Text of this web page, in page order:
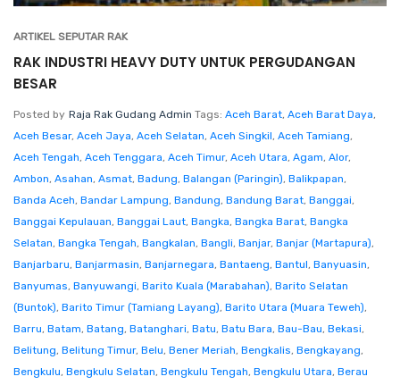
ARTIKEL SEPUTAR RAK
RAK INDUSTRI HEAVY DUTY UNTUK PERGUDANGAN
BESAR
Posted by Raja Rak Gudang Admin Tags: Aceh Barat, Aceh Barat Daya,
Aceh Besar, Aceh Jaya, Aceh Selatan, Aceh Singkil, Aceh Tamiang,
Aceh Tengah, Aceh Tenggara, Aceh Timur, Aceh Utara, Agam, Alor,
Ambon, Asahan, Asmat, Badung, Balangan (Paringin), Balikpapan,
Banda Aceh, Bandar Lampung, Bandung, Bandung Barat, Banggai,
Banggai Kepulauan, Banggai Laut, Bangka, Bangka Barat, Bangka
Selatan, Bangka Tengah, Bangkalan, Bangli, Banjar, Banjar (Martapura),
Banjarbaru, Banjarmasin, Banjarnegara, Bantaeng, Bantul, Banyuasin,
Banyumas, Banyuwangi, Barito Kuala (Marabahan), Barito Selatan
(Buntok), Barito Timur (Tamiang Layang), Barito Utara (Muara Teweh),
Barru, Batam, Batang, Batanghari, Batu, Batu Bara, Bau-Bau, Bekasi,
Belitung, Belitung Timur, Belu, Bener Meriah, Bengkalis, Bengkayang,
Bengkulu, Bengkulu Selatan, Bengkulu Tengah, Bengkulu Utara, Berau